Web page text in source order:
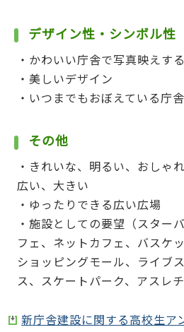
デザイン性・シンボル性
・かわいい庁舎で写真映えす
・美しいデザイン
・いつまでもおぼえている庁舎
その他
・きれいな、明るい、おしゃ
広い、大きい
・ゆったりできる広い広場
・施設としての要望（スター
フェ、ネットカフェ、バスケ
ショッピングモール、ライブ
ス、スケートパーク、アスレ
新庁舎建設に関する高校生ア